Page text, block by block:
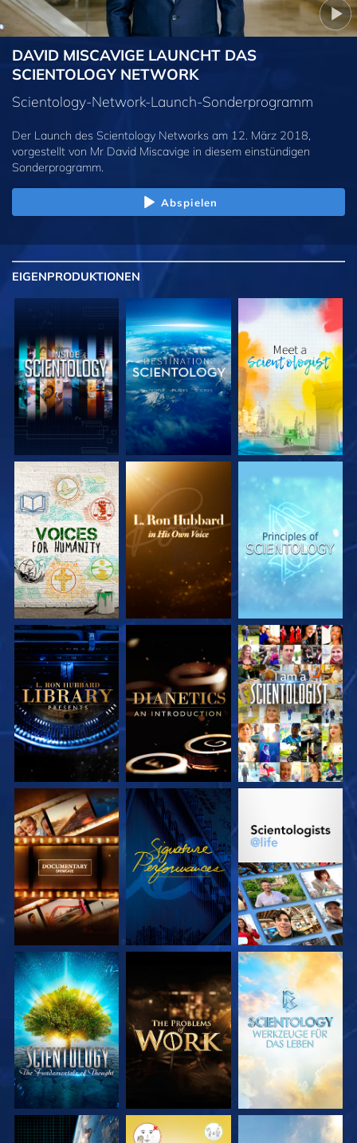
DAVID MISCAVIGE LAUNCHT DAS
SCIENTOLOGY NETWORK
Scientology-Network-Launch-Sonderprogramm
Der Launch des Scientology Networks am 12. März 2018,
vorgestellt von Mr David Miscavige in diesem einstündigen
Sonderprogramm.
Abspielen
EIGENPRODUKTIONEN
SERIE
ENTDECKEN
SERIE
ENTDECKEN
SERIE
ENTDECKEN
SERIE
ENTDECKEN
ENTDECKEN
ANSEHEN
SERIE
ENTDECKEN
ANSEHEN
SERIE
SERIE
ENTDECKEN
SERIE
ENTDECKEN
SERIE
ENTDECKEN